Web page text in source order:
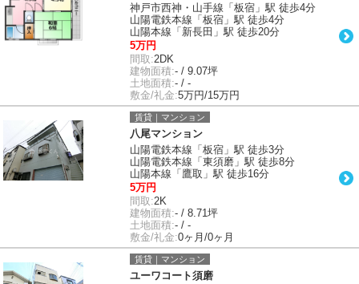
神戸市西神・山手線「板宿」駅 徒歩4分
山陽電鉄本線「板宿」駅 徒歩4分
山陽本線「新長田」駅 徒歩20分
5万円
間取:2DK
建物面積:- / 9.07坪
土地面積:- / -
敷金/礼金:5万円/15万円
賃貸｜マンション
八尾マンション
山陽電鉄本線「板宿」駅 徒歩3分
山陽電鉄本線「東須磨」駅 徒歩8分
山陽本線「鷹取」駅 徒歩16分
5万円
間取:2K
建物面積:- / 8.71坪
土地面積:- / -
敷金/礼金:0ヶ月/0ヶ月
賃貸｜マンション
ユーワコート須磨